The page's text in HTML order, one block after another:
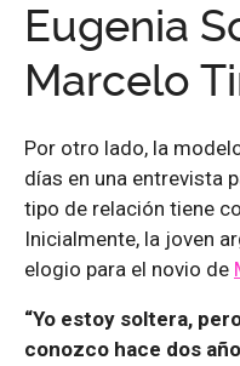
Eugenia
Marcelo
Por otro lado, la
días en una entrevista
tipo de relación tiene
Inicialmente, la joven
elogio para el novio de
“Yo estoy soltera,
conozco hace dos